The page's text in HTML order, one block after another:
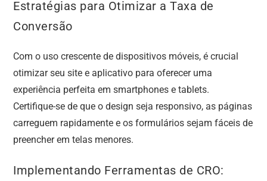
Estratégias para Otimizar a Taxa de
Conversão
Com o uso crescente de dispositivos móveis, é crucial
otimizar seu site e aplicativo para oferecer uma
experiência perfeita em smartphones e tablets.
Certifique-se de que o design seja responsivo, as páginas
carreguem rapidamente e os formulários sejam fáceis de
preencher em telas menores.
Implementando Ferramentas de CRO: